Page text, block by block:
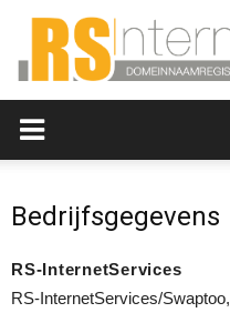
Bedrijfsgegevens
RS-InternetServices
RS-InternetServices/Swaptoo,